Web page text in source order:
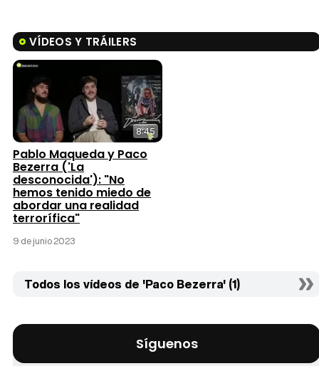
VÍDEOS Y TRÁILERS
8:45
Pablo Maqueda y Paco
Bezerra ('La
desconocida'): "No
hemos tenido miedo de
abordar una realidad
terrorífica"
9 de junio 2023
Todos los vídeos de 'Paco Bezerra' (1)
Síguenos